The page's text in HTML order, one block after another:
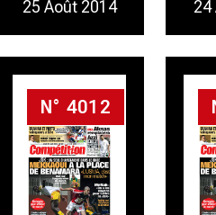
25 Août 2014 24
N° 4012